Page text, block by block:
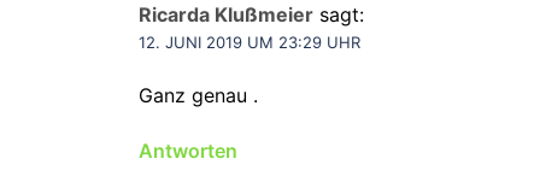
Ricarda Klußmeier sagt:
12. JUNI 2019 UM 23:29 UHR
Ganz genau .
Antworten